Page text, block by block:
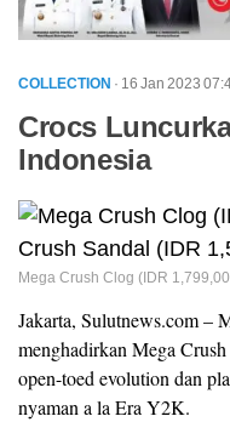
COLLECTION · 16 Jan 2023
Crocs
Indonesia
Mega Crush Clog (IDR
Jakarta, Sulutnews.com –
menghadirkan Mega
open-toed evolution dan
nyaman a la Era Y2K.